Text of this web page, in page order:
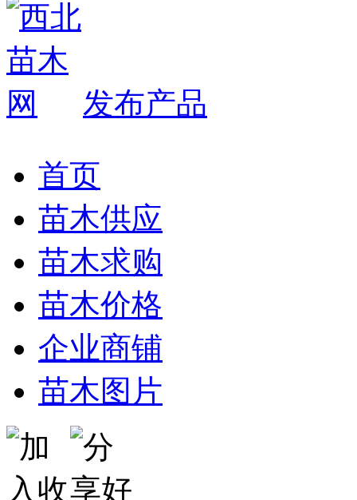
发布产品
首页
苗木供应
苗木求购
苗木价格
企业商铺
苗木图片